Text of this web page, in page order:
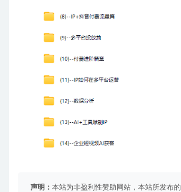
声明： 本站为非盈利性赞助网站，本站所发布